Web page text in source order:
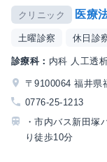
クリニック 医療
土曜診察 休日診
診療科： 内科 人工透
〒9100064 福井県
0776-25-1213
・市内バス新田塚
り徒歩10分